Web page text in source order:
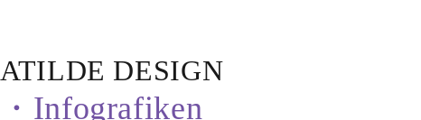
ATILDE DESIGN
・Infografiken